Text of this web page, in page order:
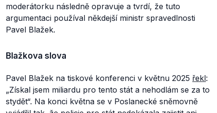
moderátorku následně opravuje a tvrdí, že tuto
argumentaci používal někdejší ministr spravedlnosti
Pavel Blažek.
Blažkova slova
Pavel Blažek na tiskové konferenci v květnu 2025 řekl:
„Získal jsem miliardu pro tento stát a nehodlám se za to
stydět“. Na konci května se v Poslanecké sněmovně